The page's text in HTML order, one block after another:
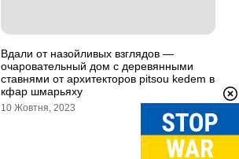
Вдали от назойливых взглядов —
очаровательный дом с деревянными
ставнями от архитекторов pitsou kedem в
кфар шмарьяху
10 Жовтня, 2023